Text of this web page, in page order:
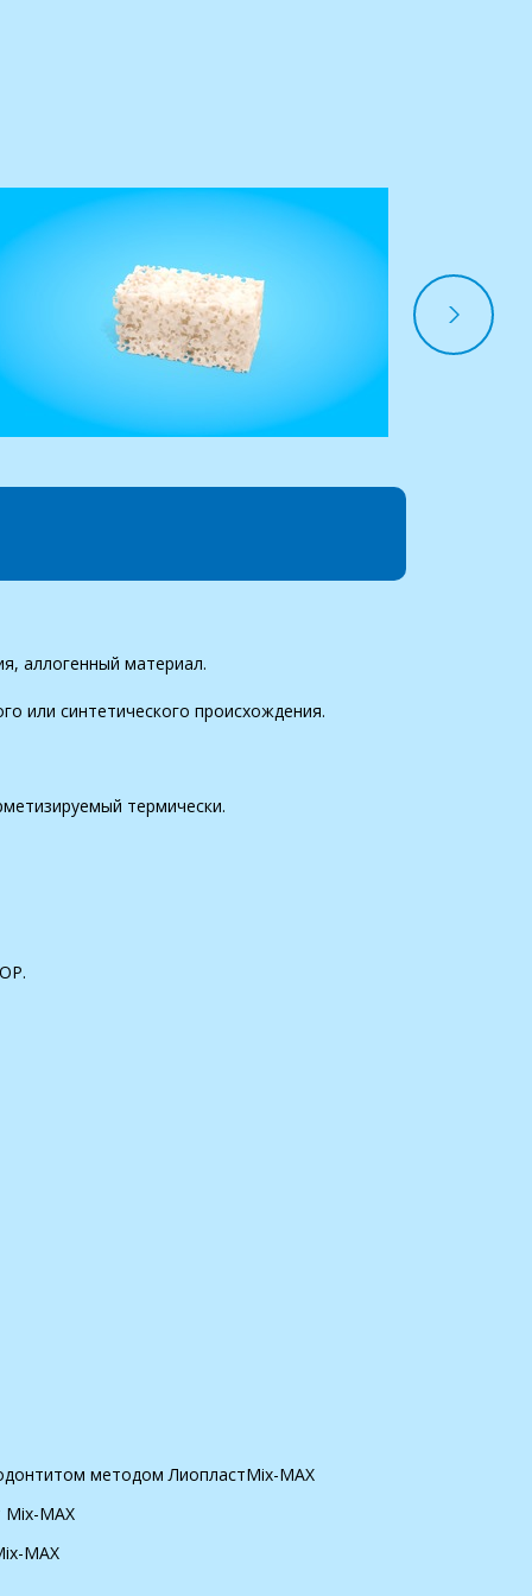
аллогенный материал.
или синтетического происхождения.
термически.
методом ЛиопластMix-MAX
MAX
MAX